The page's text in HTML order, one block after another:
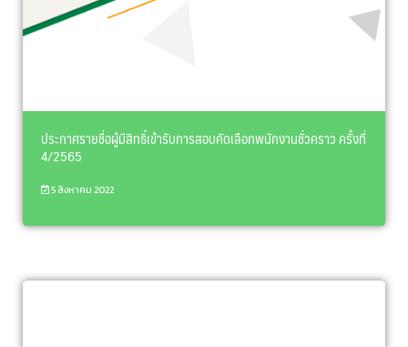
ประกาศรายชื่อผู้มีสิทธิ์เข้ารับการสอบคัดเลือกพนักงานชั่วคราว ครั้งที่
4/2565
5 สิงหาคม 2022